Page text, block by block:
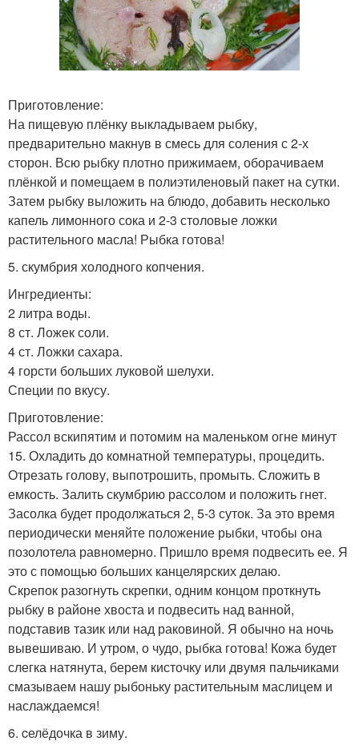
Приготовление:
На пищевую плёнку выкладываем рыбку,
предварительно макнув в смесь для соления с 2-х
сторон. Всю рыбку плотно прижимаем, оборачиваем
плёнкой и помещаем в полиэтиленовый пакет на сутки.
Затем рыбку выложить на блюдо, добавить несколько
капель лимонного сока и 2-3 столовые ложки
растительного масла! Рыбка готова!
5. скумбрия холодного копчения.
Ингредиенты:
2 литра воды.
8 ст. Ложек соли.
4 ст. Ложки сахара.
4 горсти больших луковой шелухи.
Специи по вкусу.
Приготовление:
Рассол вскипятим и потомим на маленьком огне минут
15. Охладить до комнатной температуры, процедить.
Отрезать голову, выпотрошить, промыть. Сложить в
емкость. Залить скумбрию рассолом и положить гнет.
Засолка будет продолжаться 2, 5-3 суток. За это время
периодически меняйте положение рыбки, чтобы она
позолотела равномерно. Пришло время подвесить ее. Я
это с помощью больших канцелярских делаю.
Скрепок разогнуть скрепки, одним концом проткнуть
рыбку в районе хвоста и подвесить над ванной,
подставив тазик или над раковиной. Я обычно на ночь
вывешиваю. И утром, о чудо, рыбка готова! Кожа будет
слегка натянута, берем кисточку или двумя пальчиками
смазываем нашу рыбоньку растительным маслицем и
наслаждаемся!
6. cелёдочка в зиму.